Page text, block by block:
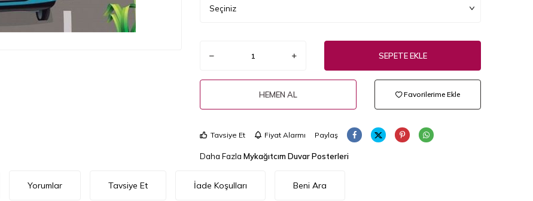
SEPETE EKLE
HEMEN AL Favorilerime Ekle
Tavsiye Et Fiyat Alarmı Paylaş
Daha Fazla Mykağıtcım Duvar Posterleri
Yorumlar Tavsiye Et İade Koşulları Beni Ara